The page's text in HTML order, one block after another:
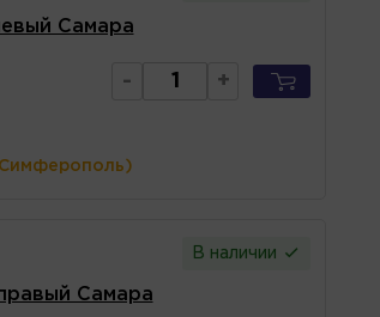
Самара
- +
В наличии
Самара